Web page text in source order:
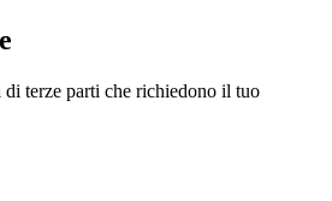
terze parti che richiedono il tuo